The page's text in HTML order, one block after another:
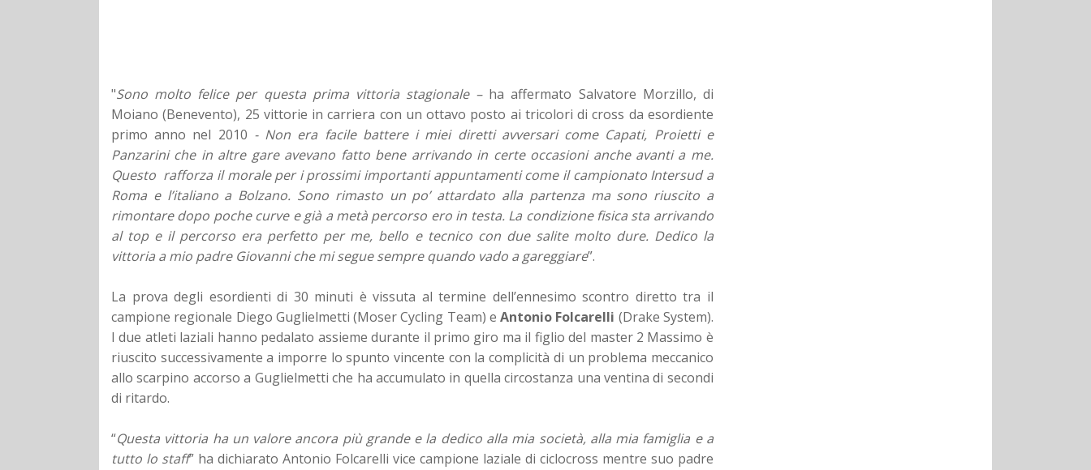
"Sono molto felice per questa prima vittoria stagionale – ha affermato Salvatore Morzillo, di
Moiano (Benevento), 25 vittorie in carriera con un ottavo posto ai tricolori di cross da esordiente
primo anno nel 2010 - Non era facile battere i miei diretti avversari come Capati, Proietti e
Panzarini che in altre gare avevano fatto bene arrivando in certe occasioni anche avanti a me.
Questo rafforza il morale per i prossimi importanti appuntamenti come il campionato Intersud a
Roma e l’italiano a Bolzano. Sono rimasto un po’ attardato alla partenza ma sono riuscito a
rimontare dopo poche curve e già a metà percorso ero in testa. La condizione fisica sta arrivando
al top e il percorso era perfetto per me, bello e tecnico con due salite molto dure. Dedico la
vittoria a mio padre Giovanni che mi segue sempre quando vado a gareggiare”.
La prova degli esordienti di 30 minuti è vissuta al termine dell’ennesimo scontro diretto tra il
campione regionale Diego Guglielmetti (Moser Cycling Team) eAntonio Folcarelli (Drake System).
I due atleti laziali hanno pedalato assieme durante il primo giro ma il figlio del master 2 Massimo è
riuscito successivamente a imporre lo spunto vincente con la complicità di un problema meccanico
allo scarpino accorso a Guglielmetti che ha accumulato in quella circostanza una ventina di secondi
di ritardo.
“Questa vittoria ha un valore ancora più grande e la dedico alla mia società, alla mia famiglia e a
tutto lo staff” ha dichiarato Antonio Folcarelli vice campione laziale di ciclocross mentre suo padre